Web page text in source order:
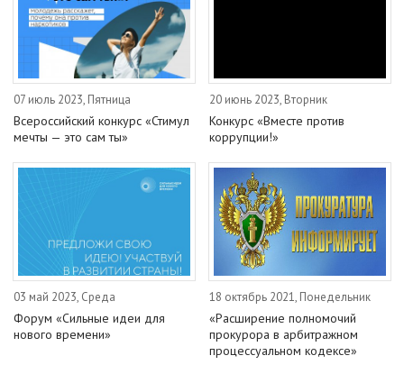
07 июль 2023, Пятница
Всероссийский конкурс «Стимул
мечты — это сам ты»
20 июнь 2023, Вторник
Конкурс «Вместе против
коррупции!»
03 май 2023, Среда
Форум «Сильные идеи для
нового времени»
18 октябрь 2021, Понедельник
«Расширение полномочий
прокурора в арбитражном
процессуальном кодексе»